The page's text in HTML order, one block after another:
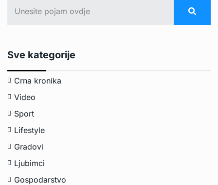
Sve kategorije
Crna kronika
Video
Sport
Lifestyle
Gradovi
Ljubimci
Gospodarstvo